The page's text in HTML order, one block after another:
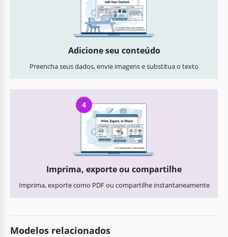
Adicione seu conteúdo
Preencha seus dados, envie imagens e substitua o texto
4
Imprima, exporte ou compartilhe
Imprima, exporte como PDF ou compartilhe instantaneamente
Modelos relacionados